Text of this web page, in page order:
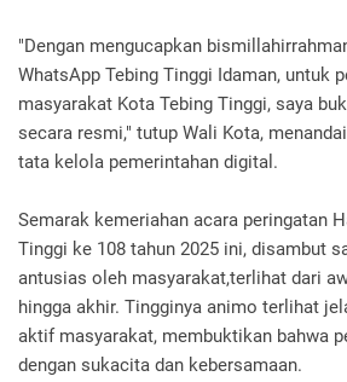
"Dengan mengucapkan
WhatsApp Tebing Tinggi Idaman, untuk
masyarakat Kota Tebing Tinggi, saya
secara resmi," tutup Wali Kota,
tata kelola pemerintahan digital.
Semarak kemeriahan acara peringatan
Tinggi ke 108 tahun 2025 ini, disambut
antusias oleh masyarakat,terlihat dari
hingga akhir. Tingginya animo terlihat
aktif masyarakat, membuktikan bahwa
dengan sukacita dan kebersamaan.